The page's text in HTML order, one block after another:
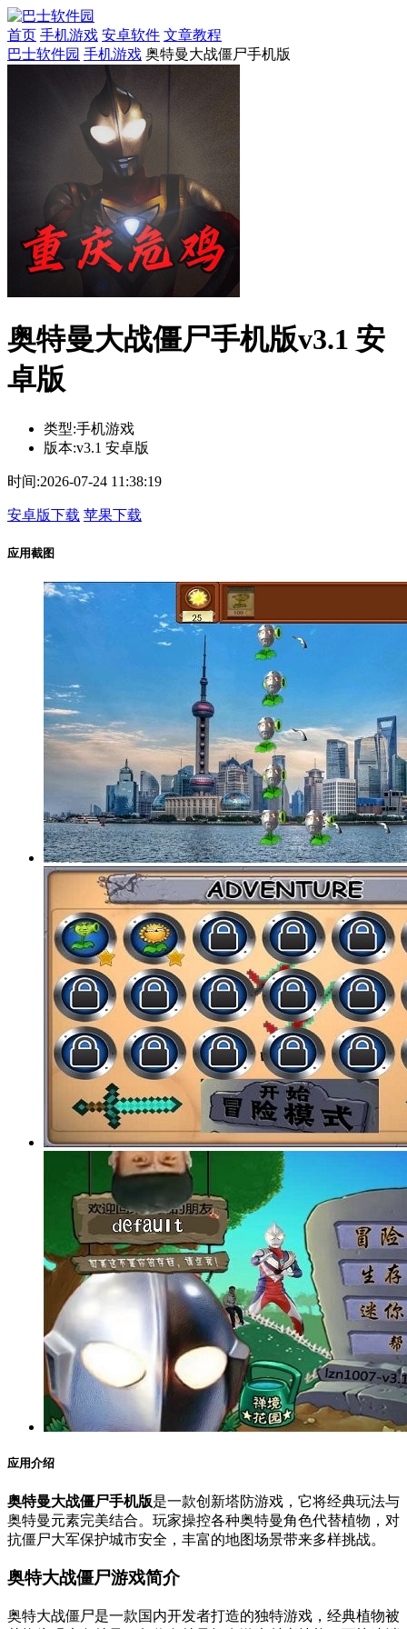
首页 手机游戏 安卓软件 文章教程
巴士软件园 手机游戏 奥特曼大战僵尸手机版
奥特曼大战僵尸手机版v3.1 安
卓版
类型:手机游戏
版本:v3.1 安卓版
时间:2026-07-24 11:38:19
安卓版下载 苹果下载
应用截图
应用介绍
奥特曼大战僵尸手机版是一款创新塔防游戏，它将经典玩法与
奥特曼元素完美结合。玩家操控各种奥特曼角色代替植物，对
抗僵尸大军保护城市安全，丰富的地图场景带来多样挑战。
奥特大战僵尸游戏简介
奥特大战僵尸是一款国内开发者打造的独特游戏，经典植物被